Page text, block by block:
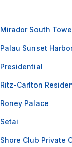
Mirador South
Palau Sunset
Presidential
Ritz-Carlton
Roney Palace
Setai
Shore Club Private